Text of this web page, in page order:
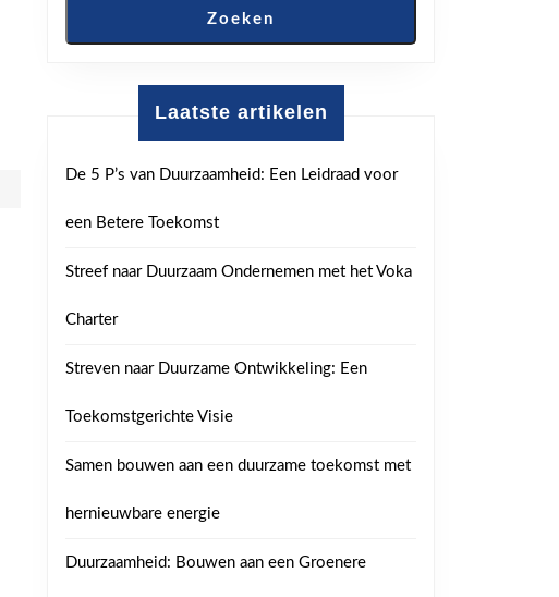
Zoeken
Laatste artikelen
De 5 P’s van Duurzaamheid: Een Leidraad voor
een Betere Toekomst
Streef naar Duurzaam Ondernemen met het Voka
Charter
Streven naar Duurzame Ontwikkeling: Een
Toekomstgerichte Visie
Samen bouwen aan een duurzame toekomst met
hernieuwbare energie
Duurzaamheid: Bouwen aan een Groenere